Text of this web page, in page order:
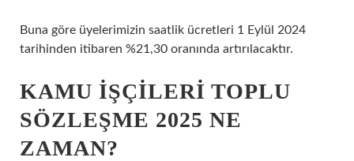
Buna göre üyelerimizin saatlik ücretleri 1 Eylül 2024
tarihinden itibaren %21,30 oranında artırılacaktır.
KAMU IŞÇILERI TOPLU
SÖZLEŞME 2025 NE
ZAMAN?